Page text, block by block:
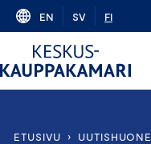
Skip
content
EN SV FI
ETUSIVU › UUTISHUONE